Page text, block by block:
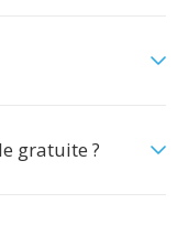
gratuite ?